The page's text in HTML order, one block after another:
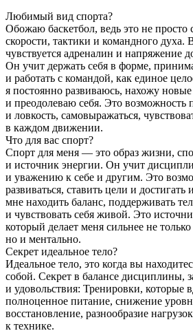
Любимый вид спорта?
Обожаю баскетбол, ведь это не просто
скорости, тактики и командного духа.
чувствуется адреналин и напряжение
Он учит держать себя в форме,
и работать с командой, как единое
я постоянно развиваюсь, нахожу
и преодолеваю себя. Это возможность
и ловкость, самовыражаться,
в каждом движении.
Что для вас спорт?
Спорт для меня — это образ жизни,
и источник энергии. Он учит
и уважению к себе и другим. Это
развиваться, ставить цели и
мне находить баланс, поддерживать
и чувствовать себя живой. Это
который делает меня сильнее не
но и ментально.
Секрет идеальное тело?
Идеальное тело, это когда вы
собой. Секрет в балансе дисциплины,
и удовольствия: Тренировки, которые
полноценное питание, снижение
восстановление, разнообразие
к технике.